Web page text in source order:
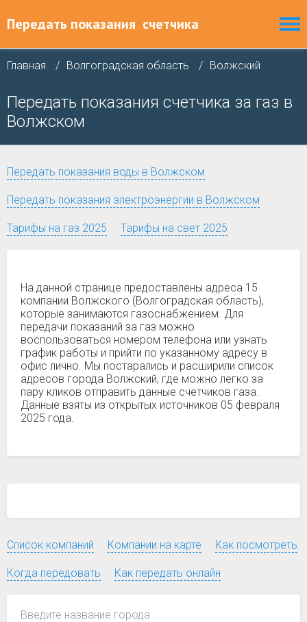
Передать показания счетчика
Главная Волгоградская область Волжский
Передать показания счетчика за газ в
Волжском
Передать показания воды в Волжском
Передать показания электроэнергии в Волжском
Тарифы на газ 2025 Тарифы на свет 2025
На данной странице предоставлены адреса 15
компании Волжского (Волгоградская область),
которые занимаются газоснабжением. Для
передачи показаний за газ можно
воспользоваться номером телефона или узнать
график работы и прийти по указанному адресу в
офис лично. Мы постарались и расширили список
адресов города Волжский, где можно легко за
пару кликов отправить данные счетчиков газа.
Данные взяты из открытых источников 05 февраля
2025 года.
Список компаний Компании на карте Как посмотреть
Когда передовать Как передать онлайн
Введите название города